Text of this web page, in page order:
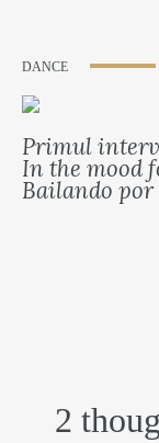
DANCE
Primul
In the mood
Bailando por
2